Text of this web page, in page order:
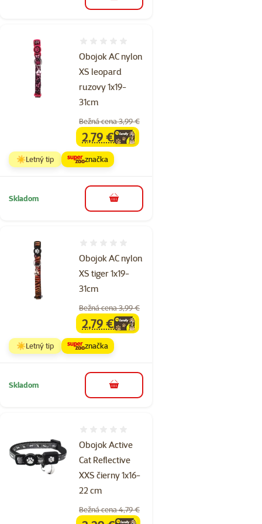
Obojok AC nylon
XS leopard
ruzovy 1x19-
31cm
Bežná cena 3,99 €
familycena
2,79 €
☀️Letný tip značka
Skladom do košíka
Obojok AC nylon
XS tiger 1x19-
31cm
Bežná cena 3,99 €
familycena
2,79 €
☀️Letný tip značka
Skladom do košíka
Obojok Active
Cat Reflective
XXS čierny 1x16-
22 cm
Bežná cena 4,79 €